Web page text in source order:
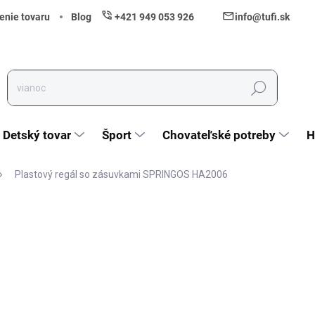
tovaru Blog +421 949 053 926 info@tufi.sk
Hľadať
Detský tovar Šport Chovateľské potreby
Plastový regál so zásuvkami SPRINGOS HA2006